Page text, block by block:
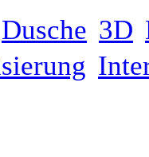
Dusche 3D